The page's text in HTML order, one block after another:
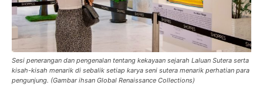
Sesi penerangan dan pengenalan tentang kekayaan sejarah Laluan Sutera serta
kisah-kisah menarik di sebalik setiap karya seni sutera menarik perhatian para
pengunjung. (Gambar ihsan Global Renaissance Collections)